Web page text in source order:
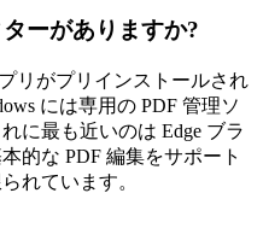
ーがありますか?
リがプリインストールされ
には専用の PDF 管理ソ
に最も近いのは Edge ブラ
的な PDF 編集をサポート
れています。